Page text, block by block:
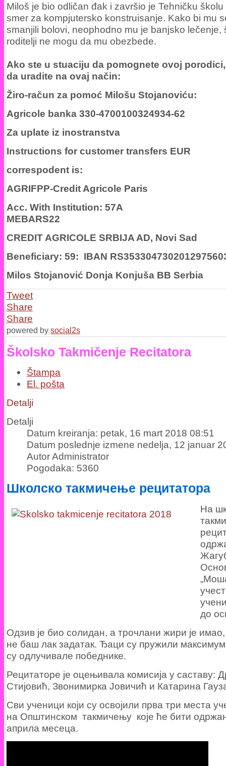
Miloš je bio odličan đak i završio je Tehničku
smer za kompjutersko konstruisanje. Kako bi mu
smanjili bolovi, neophodno mu je banjsko lečenje,
roditelji ne mogu da mu obezbede.
Ako ste u stuaciju da pomognete ovoj
da uradite na ovaj način:
Žiro-račun za pomoć Milošu Stojanoviću:
Agricole banka 330-4700100324934-62
Za uplate iz inostranstva
Instructions for customer transfers EUR
correspodent is:
AGRIFPP-Credit Agricole Paris
Acc. With Institution: 57A
MEBARS22
CREDIT AGRICOLE SRBIJA AD, Novi Sad
Beneficiary: 59: IBAN
Milos Stojanović Donja Konjuša BB Serbia
Tweet
Share
Share
powered by social2s
Školsko Takmičenje Recitatora
Štampa
El. pošta
Detalji
Detalji
Datum kreiranja: petak, 16 mart 2018 08:51
Datum poslednje izmene nedelja, 12 januar
Autor Administrator
Pogodaka: 5360
Школско такмичење рецитатора
На
до
Одзив је био солидан, а трочлани жири је имао,
не баш лак задатак. Ђаци су пружили
су одлучивале победнике.
Рецитаторе је оцењивала комисија у саставу:
Стијовић, Звонимирка Јовичић и Катарина
Сви ученици који су освојили прва три места
на Општинском такмичењу које ће бити
априла месеца.